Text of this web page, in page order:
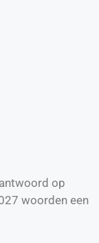
op
woorden een